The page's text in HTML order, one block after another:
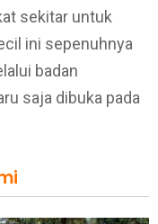
sekitar untuk
ini sepenuhnya
badan
saja dibuka pada